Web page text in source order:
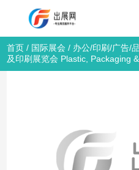
首页 / 国际展会 / 办公/印刷/广告/
及印刷展览会 Plastic, Packaging